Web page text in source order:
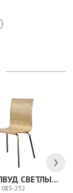
СТУЛ МИЛВУД СВЕТЛЫЙ ШЕЛК
085-232